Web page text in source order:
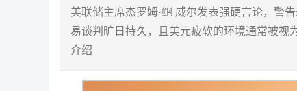
美联储主席杰罗姆·鲍 威尔发表强硬言论，警
易谈判旷日持久，且美元疲软的环境通常被视
介绍